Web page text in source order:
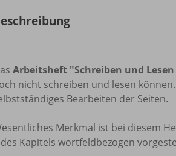
Arbeitsheft "Schreiben und
nicht schreiben und lesen
Bearbeiten der Seiten.
Merkmal ist bei diesem
Kapitels wortfeldbezogen